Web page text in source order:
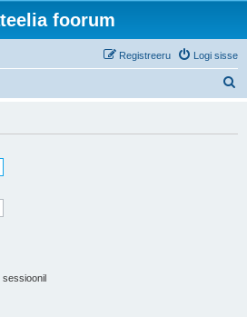
foorum
Logi sisse
Registreeru
sessioonil